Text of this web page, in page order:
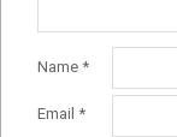
Name *
Email *